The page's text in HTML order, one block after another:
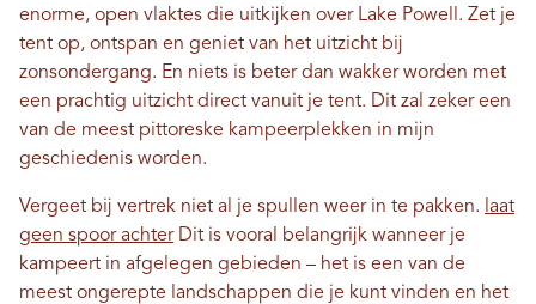
enorme, open vlaktes die uitkijken over Lake Powell. Zet je
tent op, ontspan en geniet van het uitzicht bij
zonsondergang. En niets is beter dan wakker worden met
een prachtig uitzicht direct vanuit je tent. Dit zal zeker een
van de meest pittoreske kampeerplekken in mijn
geschiedenis worden.
Vergeet bij vertrek niet al je spullen weer in te pakken. laat
geen spoor achterDit is vooral belangrijk wanneer je
kampeert in afgelegen gebieden – het is een van de
meest ongerepte landschappen die je kunt vinden en het